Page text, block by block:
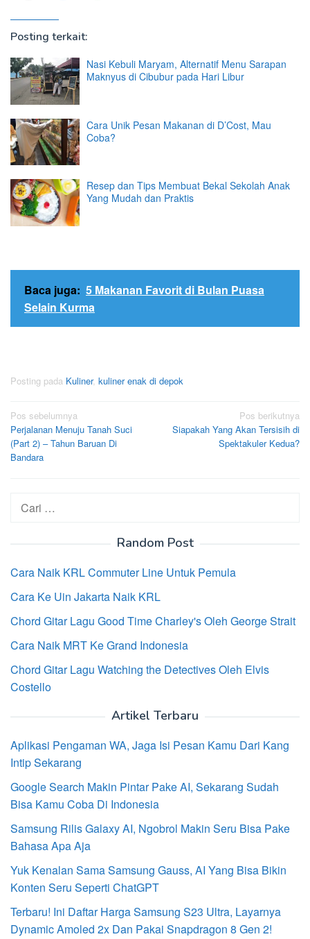
Posting terkait:
Nasi Kebuli Maryam, Alternatif Menu Sarapan
Maknyus di Cibubur pada Hari Libur
Cara Unik Pesan Makanan di D’Cost, Mau
Coba?
Resep dan Tips Membuat Bekal Sekolah Anak
Yang Mudah dan Praktis
Baca juga: 5 Makanan Favorit di Bulan Puasa
Selain Kurma
Posting pada Kuliner, kuliner enak di depok
Navigasi
pos
Pos sebelumnya
Perjalanan Menuju Tanah Suci
(Part 2) – Tahun Baruan Di
Bandara
Pos berikutnya
Siapakah Yang Akan Tersisih di
Spektakuler Kedua?
Cari
Random Post
Cara Naik KRL Commuter Line Untuk Pemula
Cara Ke Uin Jakarta Naik KRL
Chord Gitar Lagu Good Time Charley's Oleh George Strait
Cara Naik MRT Ke Grand Indonesia
Chord Gitar Lagu Watching the Detectives Oleh Elvis
Costello
Artikel Terbaru
Aplikasi Pengaman WA, Jaga Isi Pesan Kamu Dari Kang
Intip Sekarang
Google Search Makin Pintar Pake AI, Sekarang Sudah
Bisa Kamu Coba Di Indonesia
Samsung Rilis Galaxy AI, Ngobrol Makin Seru Bisa Pake
Bahasa Apa Aja
Yuk Kenalan Sama Samsung Gauss, AI Yang Bisa Bikin
Konten Seru Seperti ChatGPT
Terbaru! Ini Daftar Harga Samsung S23 Ultra, Layarnya
Dynamic Amoled 2x Dan Pakai Snapdragon 8 Gen 2!